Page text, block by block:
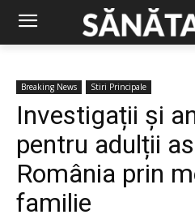
Breaking News Stiri Principale
Investigații și
pentru adulții
România prin
familie